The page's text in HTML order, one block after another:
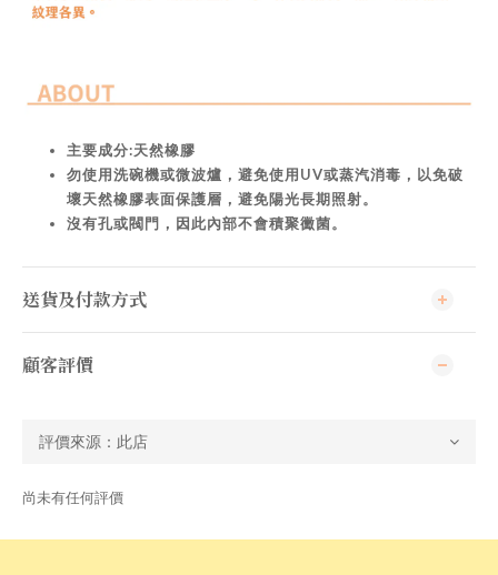
主要成分:天然橡膠
勿使用洗碗機或微波爐，避免使用UV或蒸汽消毒，以免破
壞天然橡膠表面保護層，避免陽光長期照射。
沒有孔或閥門，因此內部不會積聚黴菌。
送貨及付款方式
顧客評價
尚未有任何評價